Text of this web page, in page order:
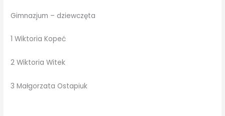
Gimnazjum – dziewczęta
1 Wiktoria Kopeć
2 Wiktoria Witek
3 Małgorzata Ostapiuk